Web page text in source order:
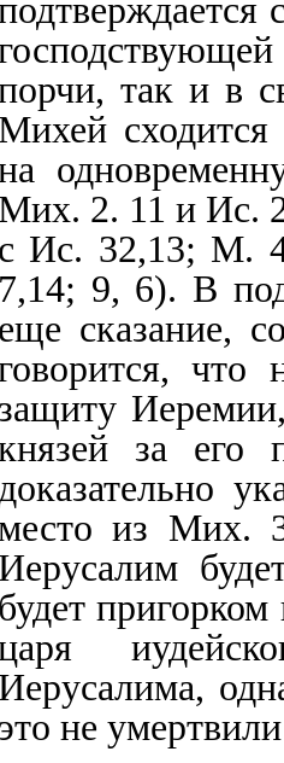
так и в
Михей сходится
Мих. 2. 11 и Ис.
с Ис. 32,13;
7,14; 9, 6). В
еще сказание,
что
защиту
за его
доказательно
из Мих.
Иерусалим
будет
Иерусалима,
это не